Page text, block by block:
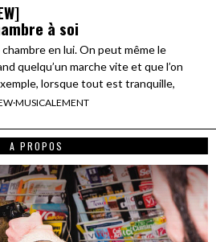
à soi
en lui. On peut même le
quelqu’un marche vite et que l’on
lorsque tout est tranquille,
·MUSICALEMENT
A PROPOS